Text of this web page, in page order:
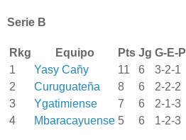
Serie B
Rkg Equipo Pts Jg G-E-P
1
Yasy Cañy 11 6 3-2-1
2
Curuguateña 8 6 2-2-2
3
Ygatimiense 7 6 2-1-3
4
Mbaracayuense 5 6 1-2-3